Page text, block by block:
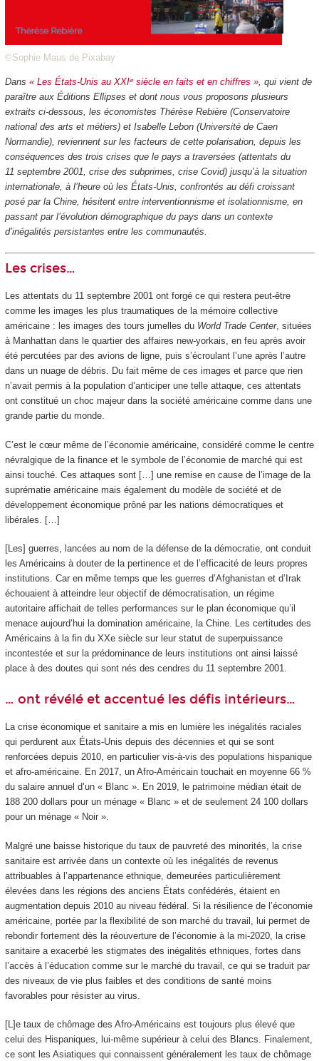
©Sophie Maus de Pixabay
Dans « Les États-Unis au XXIᵉ siècle en faits et en chiffres », qui vient de
paraître aux Éditions Ellipses et dont nous vous proposons plusieurs
extraits ci-dessous, les économistes Thérèse Rebière (Conservatoire
national des arts et métiers) et Isabelle Lebon (Université de Caen
Normandie), reviennent sur les facteurs de cette polarisation, depuis les
conséquences des trois crises que le pays a traversées (attentats du
11 septembre 2001, crise des subprimes, crise Covid) jusqu’à la situation
internationale, à l’heure où les États-Unis, confrontés au défi croissant
posé par la Chine, hésitent entre interventionnisme et isolationnisme, en
passant par l’évolution démographique du pays dans un contexte
d’inégalités persistantes entre les communautés.
Les crises…
Les attentats du 11 septembre 2001 ont forgé ce qui restera peut-être
comme les images les plus traumatiques de la mémoire collective
américaine : les images des tours jumelles du World Trade Center, situées
à Manhattan dans le quartier des affaires new-yorkais, en feu après avoir
été percutées par des avions de ligne, puis s’écroulant l’une après l’autre
dans un nuage de débris. Du fait même de ces images et parce que rien
n’avait permis à la population d’anticiper une telle attaque, ces attentats
ont constitué un choc majeur dans la société américaine comme dans une
grande partie du monde.
C’est le cœur même de l’économie américaine, considéré comme le centre
névralgique de la finance et le symbole de l’économie de marché qui est
ainsi touché. Ces attaques sont […] une remise en cause de l’image de la
suprématie américaine mais également du modèle de société et de
développement économique prôné par les nations démocratiques et
libérales. […]
[Les] guerres, lancées au nom de la défense de la démocratie, ont conduit
les Américains à douter de la pertinence et de l’efficacité de leurs propres
institutions. Car en même temps que les guerres d’Afghanistan et d’Irak
échouaient à atteindre leur objectif de démocratisation, un régime
autoritaire affichait de telles performances sur le plan économique qu’il
menace aujourd’hui la domination américaine, la Chine. Les certitudes des
Américains à la fin du XXesiècle sur leur statut de superpuissance
incontestée et sur la prédominance de leurs institutions ont ainsi laissé
place à des doutes qui sont nés des cendres du 11 septembre 2001.
… ont révélé et accentué les défis intérieurs…
La crise économique et sanitaire a mis en lumière les inégalités raciales
qui perdurent aux États-Unis depuis des décennies et qui se sont
renforcées depuis 2010, en particulier vis-à‑vis des populations hispanique
et afro-américaine. En 2017, un Afro-Américain touchait en moyenne 66 %
du salaire annuel d’un « Blanc ». En 2019, le patrimoine médian était de
188 200 dollars pour un ménage « Blanc » et de seulement 24 100 dollars
pour un ménage « Noir ».
Malgré une baisse historique du taux de pauvreté des minorités, la crise
sanitaire est arrivée dans un contexte où les inégalités de revenus
attribuables à l’appartenance ethnique, demeurées particulièrement
élevées dans les régions des anciens États confédérés, étaient en
augmentation depuis 2010 au niveau fédéral. Si la résilience de l’économie
américaine, portée par la flexibilité de son marché du travail, lui permet de
rebondir fortement dès la réouverture de l’économie à la mi-2020, la crise
sanitaire a exacerbé les stigmates des inégalités ethniques, fortes dans
l’accès à l’éducation comme sur le marché du travail, ce qui se traduit par
des niveaux de vie plus faibles et des conditions de santé moins
favorables pour résister au virus.
[L]e taux de chômage des Afro-Américains est toujours plus élevé que
celui des Hispaniques, lui-même supérieur à celui des Blancs. Finalement,
ce sont les Asiatiques qui connaissent généralement les taux de chômage